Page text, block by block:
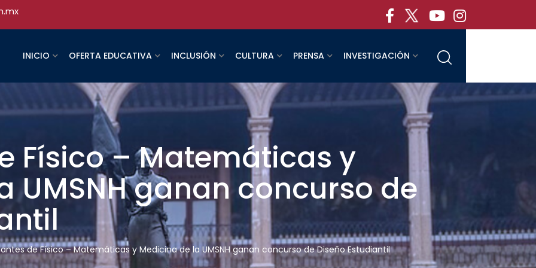
INICIO OFERTA EDUCATIVA INCLUSIÓN CULTURA PRENSA INVESTIGACIÓN
Físico – Matemáticas y
UMSNH ganan concurso de
de Físico – Matemáticas y Medicina de la UMSNH ganan concurso de Diseño Estudiantil